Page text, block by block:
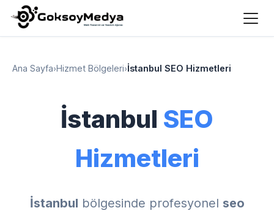
Ana Sayfa›Hizmet Bölgeleri›İstanbul SEO Hizmetleri
İstanbul SEO
Hizmetleri
İstanbul bölgesinde profesyonel seo